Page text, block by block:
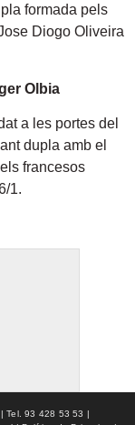
formada pels
Diogo Oliveira
Olbia
a les portes del
dupla amb el
francesos
1.
Tel. 93 428 53 53 |